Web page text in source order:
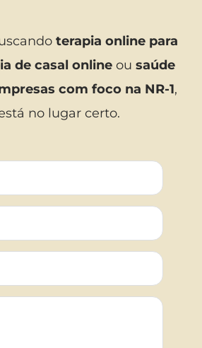
terapia online para
de casal online ou saúde
com foco na NR-1,
no lugar certo.